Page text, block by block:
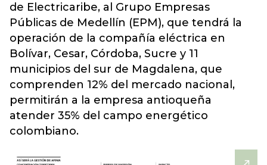
de Electricaribe, al Grupo Empresas
Públicas de Medellín (EPM), que tendrá la
operación de la compañía eléctrica en
Bolívar, Cesar, Córdoba, Sucre y 11
municipios del sur de Magdalena, que
comprenden 12% del mercado nacional,
permitirán a la empresa antioqueña
atender 35% del campo energético
colombiano.